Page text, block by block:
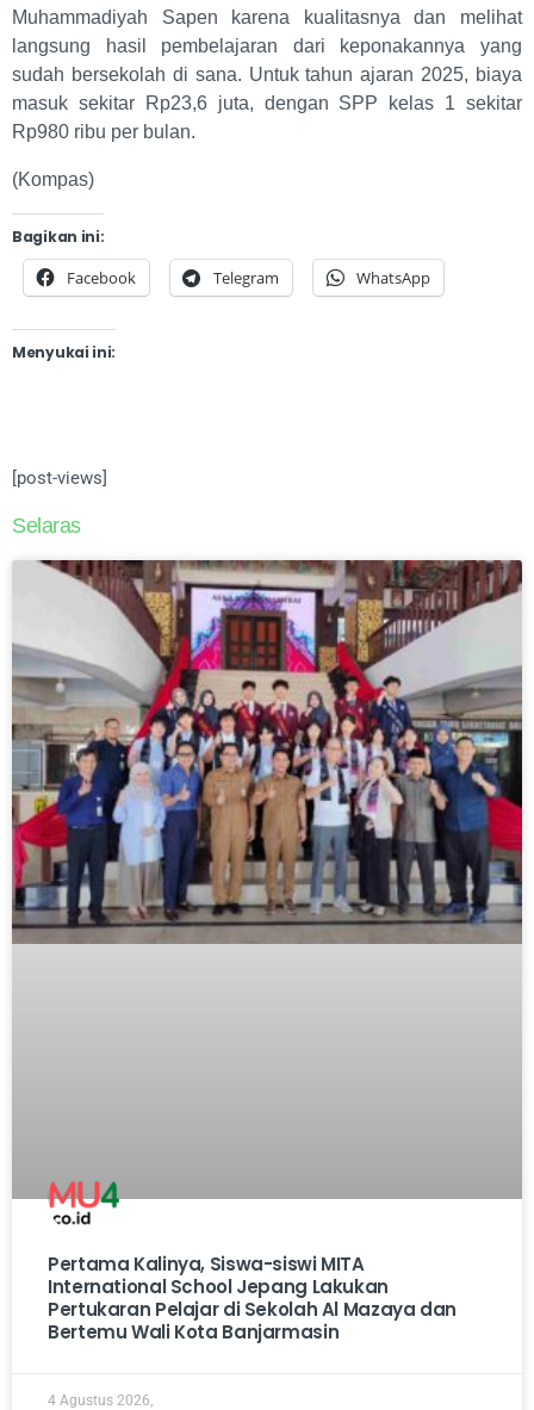
Muhammadiyah Sapen karena kualitasnya dan melihat
langsung hasil pembelajaran dari keponakannya yang
sudah bersekolah di sana. Untuk tahun ajaran 2025, biaya
masuk sekitar Rp23,6 juta, dengan SPP kelas 1 sekitar
Rp980 ribu per bulan.
(Kompas)
Bagikan ini:
Facebook Telegram WhatsApp
Menyukai ini:
[post-views]
Selaras
Pertama Kalinya, Siswa-siswi MITA
International School Jepang Lakukan
Pertukaran Pelajar di Sekolah Al Mazaya dan
Bertemu Wali Kota Banjarmasin
4 Agustus 2026,